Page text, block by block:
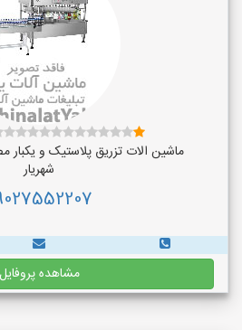
ماشین الات تزریق پلاستیک و
شهریار
مشاهده پروفایل